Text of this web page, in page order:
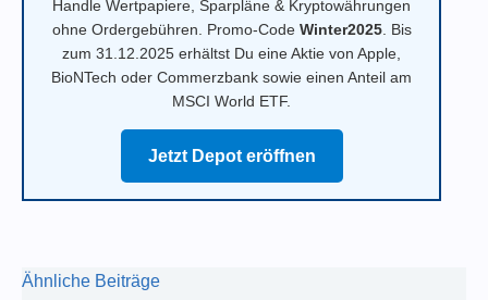
Handle Wertpapiere, Sparpläne & Kryptowährungen
ohne Ordergebühren. Promo-Code Winter2025. Bis
zum 31.12.2025 erhältst Du eine Aktie von Apple,
BioNTech oder Commerzbank sowie einen Anteil am
MSCI World ETF.
Jetzt Depot eröffnen
Ähnliche Beiträge